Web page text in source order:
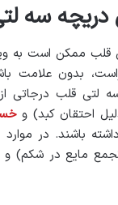
دریچه سه
قلب ممکن است به
بدون علامت
لتی قلب درجاتی از
احتقان کبد) و
باشند. در موارد
مایع در شکم) و